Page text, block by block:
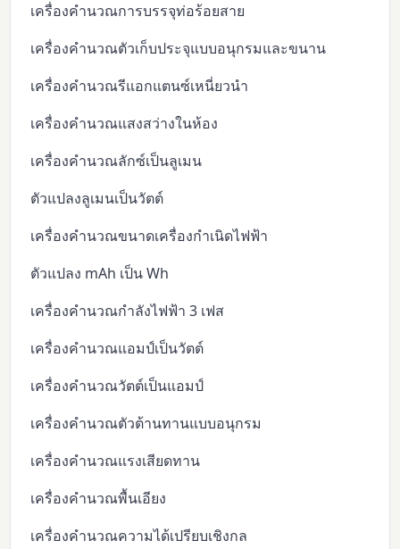
เครื่องคำนวณการบรรจุท่อร้อยสาย
เครื่องคำนวณตัวเก็บประจุแบบอนุกรมและขนาน
เครื่องคำนวณรีแอกแตนซ์เหนี่ยวนำ
เครื่องคำนวณแสงสว่างในห้อง
เครื่องคำนวณลักซ์เป็นลูเมน
ตัวแปลงลูเมนเป็นวัตต์
เครื่องคำนวณขนาดเครื่องกำเนิดไฟฟ้า
ตัวแปลง mAh เป็น Wh
เครื่องคำนวณกำลังไฟฟ้า 3 เฟส
เครื่องคำนวณแอมป์เป็นวัตต์
เครื่องคำนวณวัตต์เป็นแอมป์
เครื่องคำนวณตัวต้านทานแบบอนุกรม
เครื่องคำนวณแรงเสียดทาน
เครื่องคำนวณพื้นเอียง
เครื่องคำนวณความได้เปรียบเชิงกล